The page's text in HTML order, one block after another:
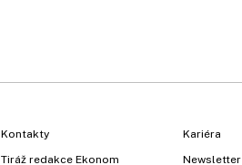
Kontakty
Tiráž redakce Ekonom
Kariéra
Newsletter